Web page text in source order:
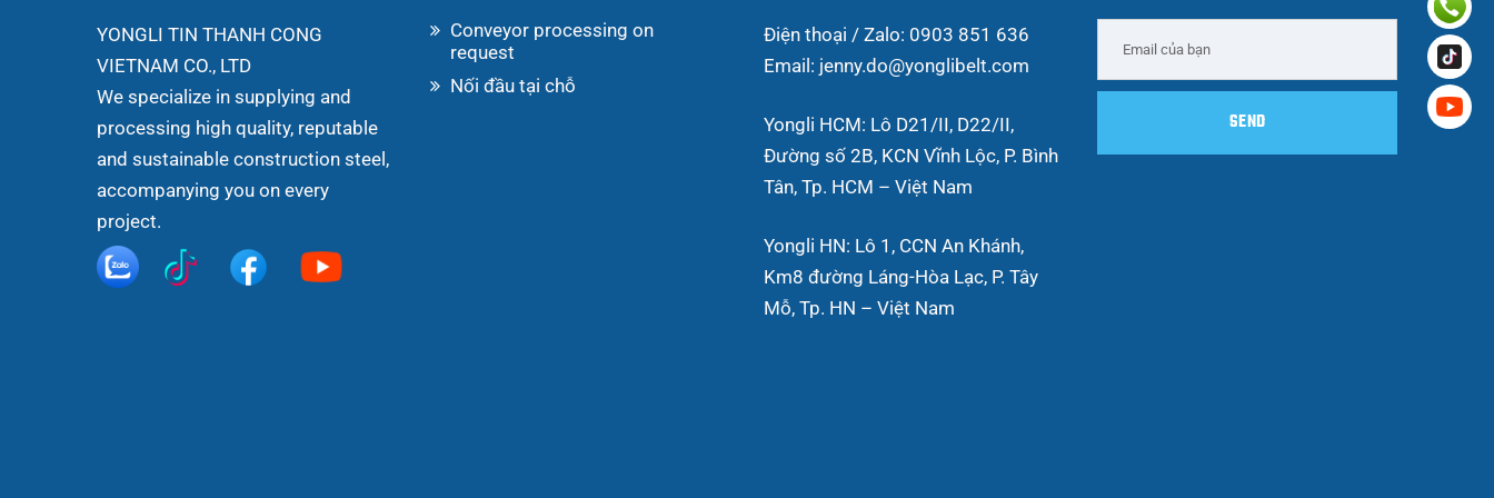
YONGLI TIN THANH CONG
VIETNAM CO., LTD
We specialize in supplying and
processing high quality, reputable
and sustainable construction steel,
accompanying you on every
project.
Conveyor processing on
request
Nối đầu tại chỗ
Điện thoại / Zalo: 0903 851 636
Email: jenny.do@yonglibelt.com
Yongli HCM: Lô D21/II, D22/II,
Đường số 2B, KCN Vĩnh Lộc, P. Bình
Tân, Tp. HCM – Việt Nam
Yongli HN: Lô 1, CCN An Khánh,
Km8 đường Láng-Hòa Lạc, P. Tây
Mỗ, Tp. HN – Việt Nam